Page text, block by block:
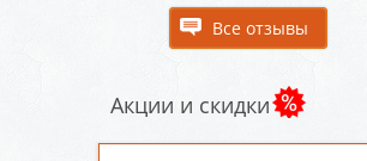
Все отзывы
Акции и скидки